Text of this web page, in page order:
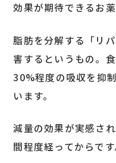
効果が期待できるお薬
脂肪を分解する「リ
害するというもの。
30%程度の吸収を抑
います。
減量の効果が実感さ
間程度経ってからです